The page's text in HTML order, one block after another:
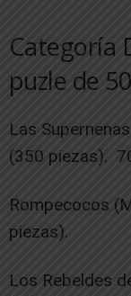
Categoría
puzle de
Las
(350 piezas).
Rompecocos
piezas).
Los Rebeldes